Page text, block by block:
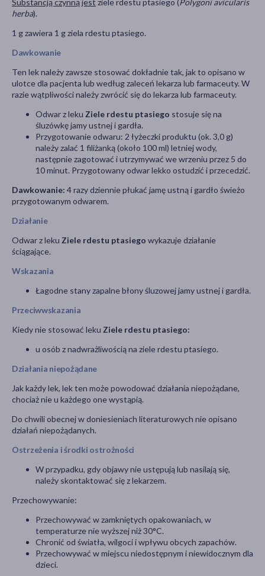
Substancją czynną jest ziele rdestu ptasiego (Polygoni avicularis
herba).
1 g zawiera 1 g ziela rdestu ptasiego.
Dawkowanie
Ten lek należy zawsze stosować dokładnie tak, jak to opisano w
ulotce dla pacjenta lub według zaleceń lekarza lub farmaceuty. W
razie wątpliwości należy zwrócić się do lekarza lub farmaceuty.
Odwar z leku Ziele rdestu ptasiego stosuje się na
śluzówkę jamy ustnej i gardła.
Przygotowanie odwaru: 2 łyżeczki produktu (ok. 3,0 g)
należy zalać 1 filiżanką (około 100 ml) letniej wody,
następnie zagotować i utrzymywać we wrzeniu przez 5 do
10 minut. Przygotowany odwar lekko ostudzić i przecedzić.
Dawkowanie: 4 razy dziennie płukać jamę ustną i gardło świeżo
przygotowanym odwarem.
Działanie
Odwar z leku Ziele rdestu ptasiego wykazuje działanie
ściągające.
Wskazania
Łagodne stany zapalne błony śluzowej jamy ustnej i gardła.
Przeciwwskazania
Kiedy nie stosować leku Ziele rdestu ptasiego:
u osób z nadwrażliwością na ziele rdestu ptasiego.
Działania niepożądane
Jak każdy lek, lek ten może powodować działania niepożądane,
chociaż nie u każdego one wystąpią.
Do chwili obecnej w doniesieniach literaturowych nie opisano
działań niepożądanych.
Ostrzeżenia i środki ostrożności
W przypadku, gdy objawy nie ustępują lub nasilają się,
należy skontaktować się z lekarzem.
Przechowywanie:
Przechowywać w zamkniętych opakowaniach, w
temperaturze nie wyższej niż30°C.
Chronić od światła, wilgoci i wpływu obcych zapachów.
Przechowywać w miejscu niedostępnym i niewidocznym dla
dzieci.